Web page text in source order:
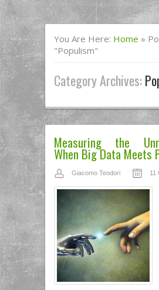
You Are Here: Home »
"populism"
Category Archives:
Measuring the
When Big Data Meets
Giacomo Teodori 11